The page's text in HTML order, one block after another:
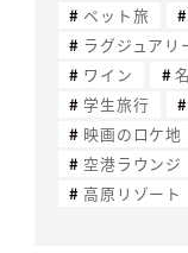
ペット旅
ラグジュアリ
ワイン
学生旅行
映画のロケ地
空港ラウンジ
高原リゾート